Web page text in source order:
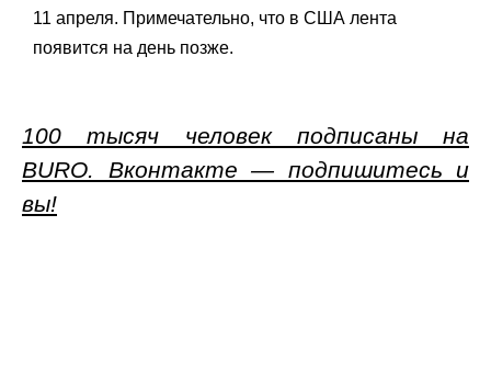
11 апреля. Примечательно, что в США лента
появится на день позже.
100 тысяч человек подписаны на
BURO. Вконтакте — подпишитесь и
вы!